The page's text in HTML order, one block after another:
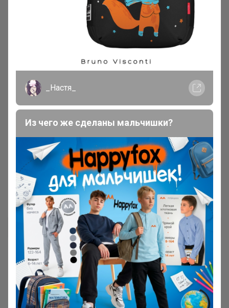
Грандиозная распродажа игрушек
ORANGE-TOYS
Леныра
_Настя_
Из чего же сделаны мальчишки?